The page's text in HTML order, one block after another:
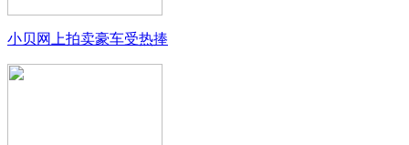
小贝网上拍卖豪车受热捧